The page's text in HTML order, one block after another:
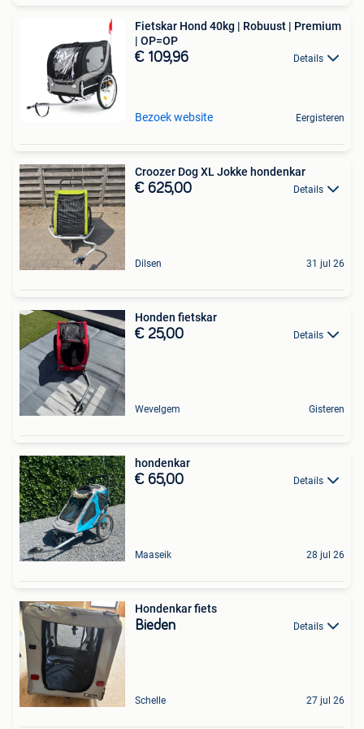
Fietskar Hond 40kg | Robuust | Premium
| OP=OP
€ 109,96 Details
Bezoek website Eergisteren
Croozer Dog XL Jokke hondenkar
€ 625,00 Details
Dilsen 31 jul 26
Honden fietskar
€ 25,00 Details
Wevelgem Gisteren
hondenkar
€ 65,00 Details
Maaseik 28 jul 26
Hondenkar fiets
Bieden Details
Schelle 27 jul 26